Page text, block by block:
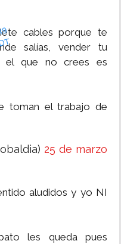
cables porque te
salías, vender tu
el que no crees es
toman el trabajo de
25 de marzo
aludidos y yo NI
les queda pues